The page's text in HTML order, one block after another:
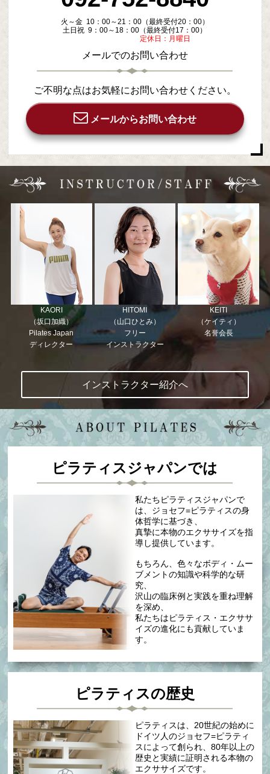
火～金 10：00～21：00（最終受付20：00）
土日祝 9：00～18：00（最終受付17：00）
定休日：月曜日
メールでのお問い合わせ
ご不明な点はお気軽にお問い合わせください。
メールからお問い合わせ
KAORI
（坂口加織）
Pilates Japan
ディレクター
HITOMI
（山口ひとみ）
フリー
インストラクター
KEITI
（ケイティ）
名誉会長
インストラクター紹介へ
ピラティスジャパンでは
私たちピラティスジャパンで
は、ジョセフ=ピラティスの身
体哲学に基づき、
真摯に本物のエクササイズを指
導し提供しています。
もちろん、色々なボディ・ムー
ブメントの知識や科学的な研
究、
沢山の臨床例と実践を重ね理解
を深め、
私たちはピラティス・エクササ
イズの進化にも貢献していま
す。
ピラティスの歴史
ピラティスは、20世紀の始めに
ドイツ人のジョセフ=ピラティ
スによって創られ、80年以上の
歴史と実績に証明される本物の
エクササイズです。